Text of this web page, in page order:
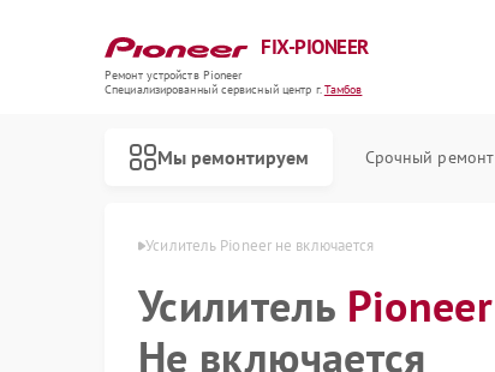
FIX-PIONEER
Ремонт устройств Pioneer
Специализированный cервисный центр г.Тамбов
Мы ремонтируем Срочный ремонт
Pioneer в Тамбове Усилитель Pioneer не включается
Усилитель Pioneer
Не включается